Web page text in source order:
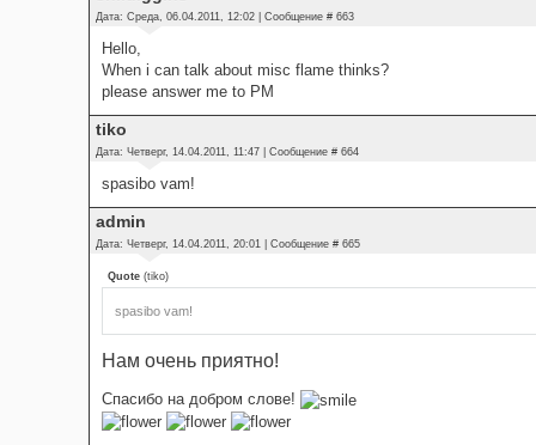
Дата: Среда, 06.04.2011, 12:02 | Сообщение # 663
Hello,
When i can talk about misc flame thinks?
please answer me to PM
tiko
Дата: Четверг, 14.04.2011, 11:47 | Сообщение # 664
spasibo vam!
admin
Дата: Четверг, 14.04.2011, 20:01 | Сообщение # 665
Quote (tiko)
spasibo vam!
Нам очень приятно!
Спасибо на добром слове!